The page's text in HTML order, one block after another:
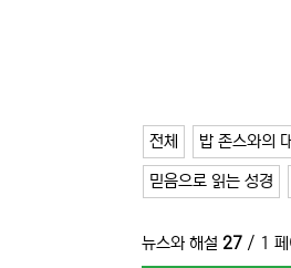
전체 밥 존스와의
믿음으로 읽는 성경
뉴스와 해설 27 / 1 페